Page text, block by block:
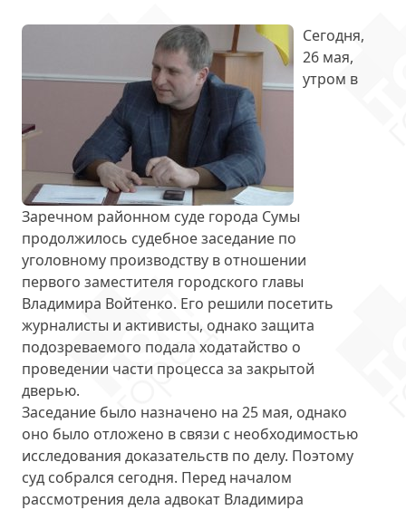
Сегодня,
26 мая,
утром в
Заречном районном суде города Сумы
продолжилось судебное заседание по
уголовному производству в отношении
первого заместителя городского главы
Владимира Войтенко. Его решили посетить
журналисты и активисты, однако защита
подозреваемого подала ходатайство о
проведении части процесса за закрытой
дверью.
Заседание было назначено на 25 мая, однако
оно было отложено в связи с необходимостью
исследования доказательств по делу. Поэтому
суд собрался сегодня. Перед началом
рассмотрения дела адвокат Владимира